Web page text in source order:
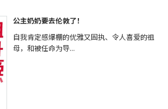
公主奶奶要去伦敦了！
自我肯定感爆棚的优雅又固执、令人喜爱的祖
母，和被任命为导...